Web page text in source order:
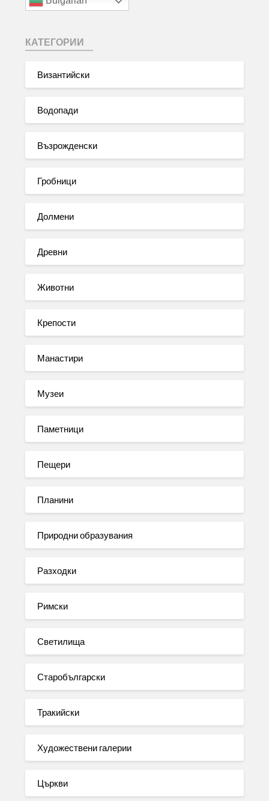
КАТЕГОРИИ
Византийски
Водопади
Възрожденски
Гробници
Долмени
Древни
Животни
Крепости
Манастири
Музеи
Паметници
Пещери
Планини
Природни образувания
Разходки
Римски
Светилища
Старобългарски
Тракийски
Художествени галерии
Църкви